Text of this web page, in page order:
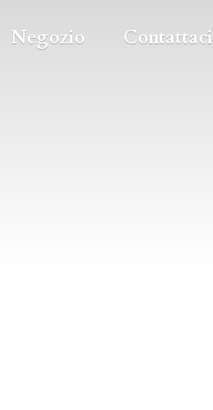
Negozio Contattaci